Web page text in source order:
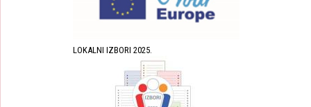
LOKALNI IZBORI 2025.